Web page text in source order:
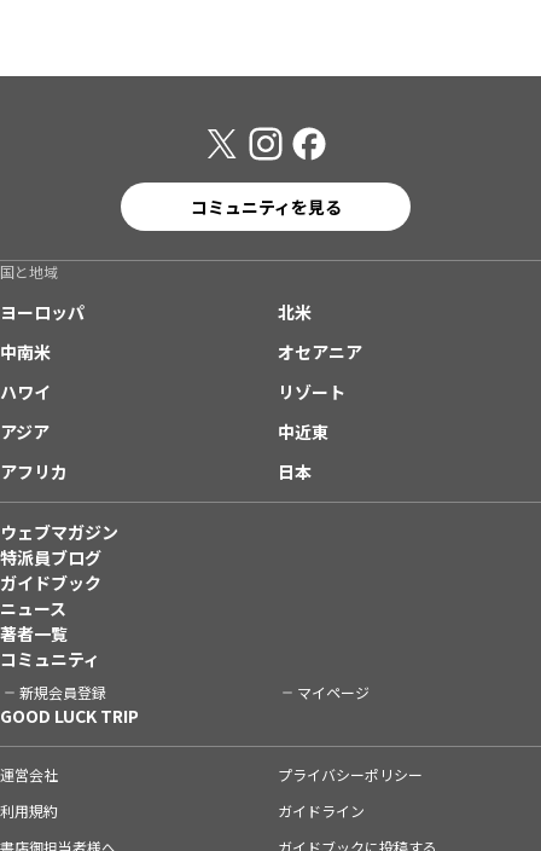
コミュニティを見る
国と地域
ヨーロッパ
北米
中南米
オセアニア
ハワイ
リゾート
アジア
中近東
アフリカ
日本
ウェブマガジン
特派員ブログ
ガイドブック
ニュース
著者一覧
コミュニティ
新規会員登録 マイページ
GOOD LUCK TRIP
運営会社
プライバシーポリシー
利用規約
ガイドライン
書店御担当者様へ
ガイドブックに投稿する